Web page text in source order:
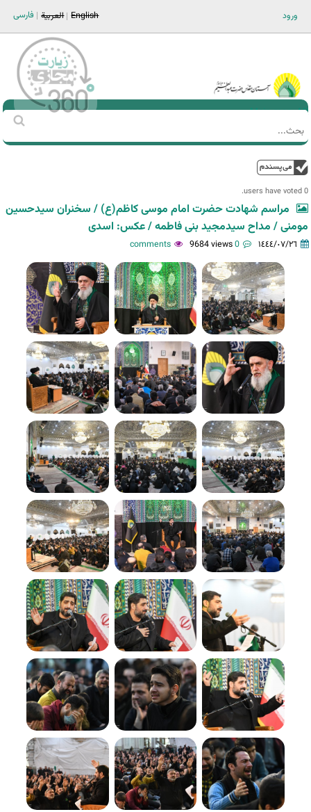
ورود فارسی العربية English
Main men-AR
استمارة
‏
0 users have voted.
مراسم شهادت حضرت امام موسی کاظم(ع) / سخنران سیدحسین
مومنی / مداح سیدمجید بنی فاطمه / عکس: اسدی
١٤٤٤/٠٧/٢٦ 0 comments
9684 views